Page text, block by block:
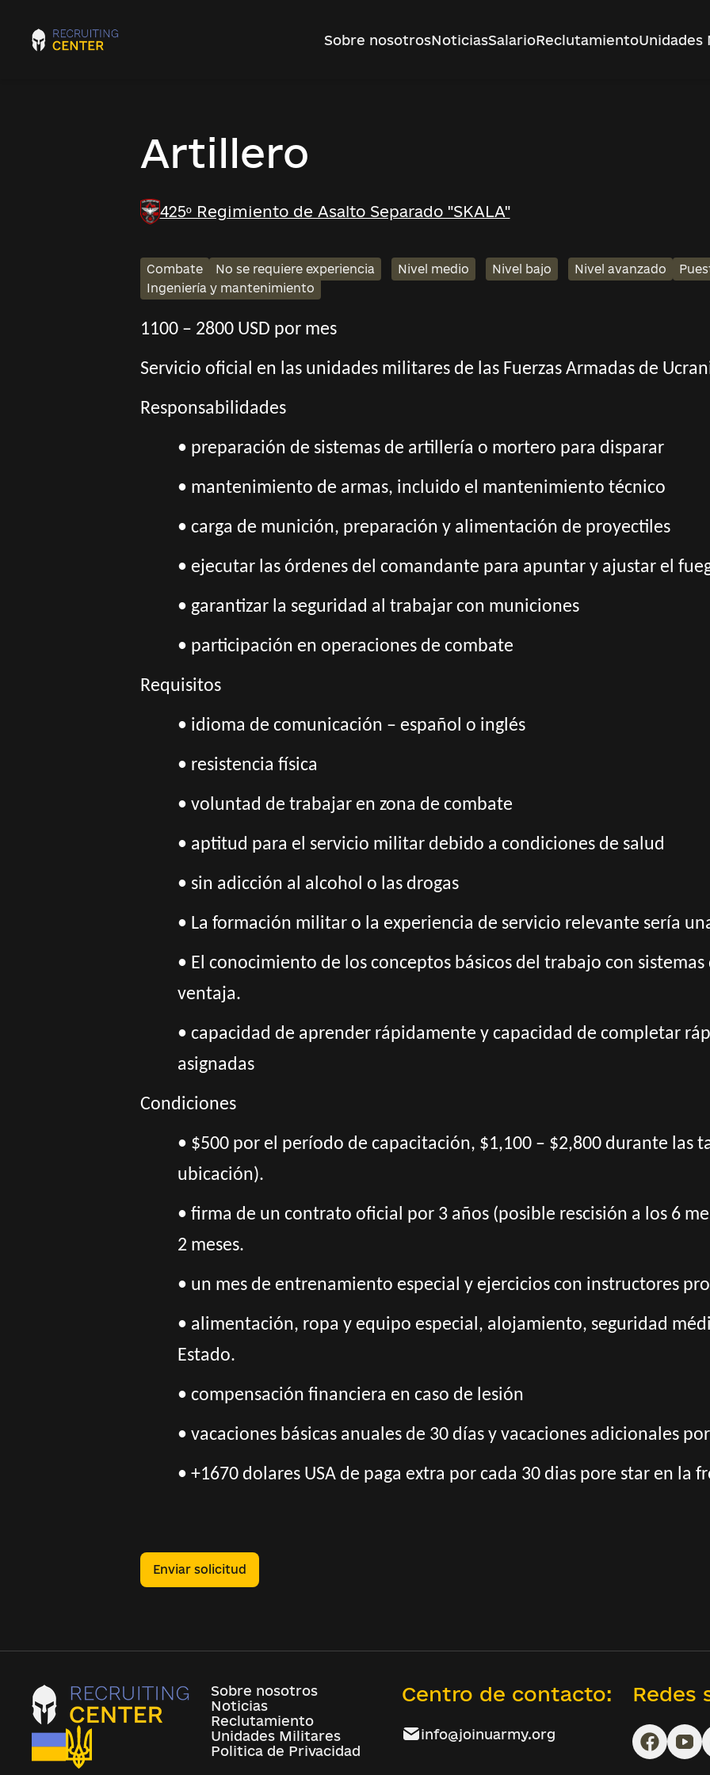
Sobre nosotrosNoticiasSalarioReclutamientoUnidades
Artillero
425º Regimiento de Asalto Separado "SKALA"
Combate No se requiere experiencia Nivel medio Nivel bajo Nivel avanzado
Ingeniería y mantenimiento
1100 – 2800 USD por mes
Servicio oficial en las unidades militares de las Fuerzas Armadas de
Responsabilidades
• preparación de sistemas de artillería o mortero para disparar
• mantenimiento de armas, incluido el mantenimiento técnico
• carga de munición, preparación y alimentación de proyectiles
• ejecutar las órdenes del comandante para apuntar y ajustar el
• garantizar la seguridad al trabajar con municiones
• participación en operaciones de combate
Requisitos
• idioma de comunicación – español o inglés
• resistencia física
• voluntad de trabajar en zona de combate
• aptitud para el servicio militar debido a condiciones de salud
• sin adicción al alcohol o las drogas
• La formación militar o la experiencia de servicio relevante sería
• El conocimiento de los conceptos básicos del trabajo con
ventaja.
• capacidad de aprender rápidamente y capacidad de completar
asignadas
Condiciones
• $500 por el período de capacitación, $1,100 – $2,800 durante las
ubicación).
• firma de un contrato oficial por 3 años (posible rescisión a los 6
2 meses.
• un mes de entrenamiento especial y ejercicios con instructores
• alimentación, ropa y equipo especial, alojamiento, seguridad
Estado.
• compensación financiera en caso de lesión
• vacaciones básicas anuales de 30 días y vacaciones adicionales
• +1670 dolares USA de paga extra por cada 30 dias pore star en la
Enviar solicitud
Sobre nosotros
Noticias
Reclutamiento
Unidades Militares
Politica de Privacidad
Centro de contacto:
info@joinuarmy.org
Redes